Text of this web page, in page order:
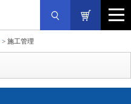
> 施工管理